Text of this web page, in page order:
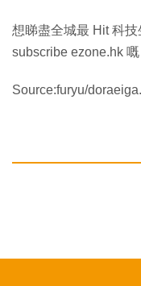
想睇盡全城最 Hit 科
subscribe ezone.hk 嘅
Source:furyu/